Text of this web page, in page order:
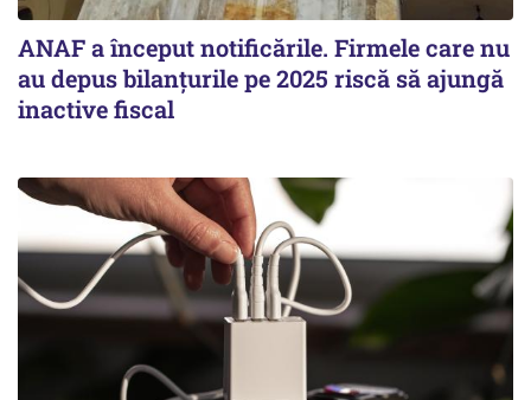
ANAF a început notificările. Firmele care nu
au depus bilanțurile pe 2025 riscă să ajungă
inactive fiscal